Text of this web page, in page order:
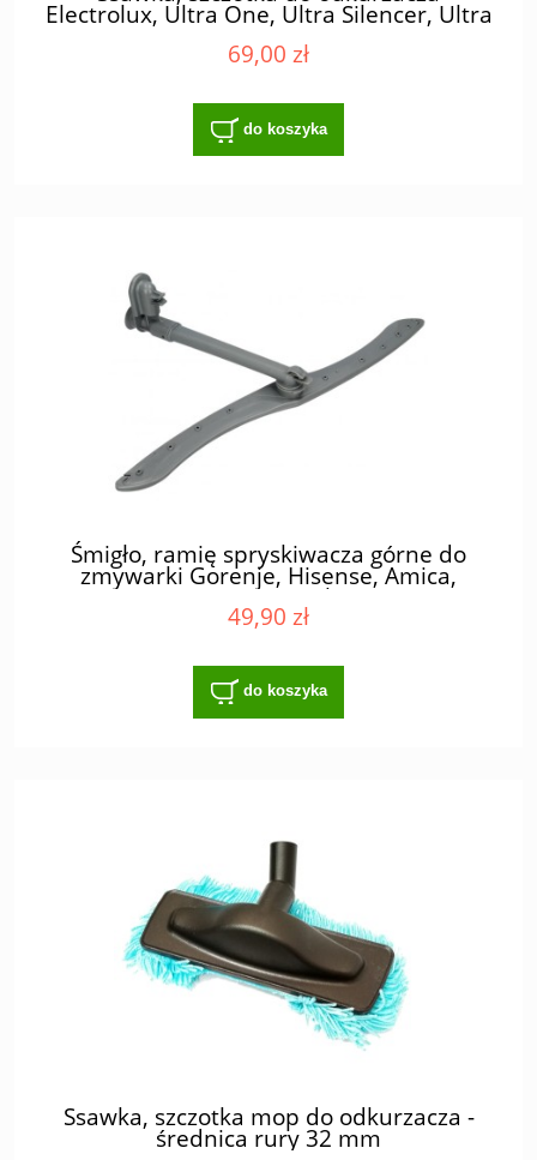
Electrolux, Ultra One, Ultra Silencer, Ultra
Active - zamiennik
69,00 zł
do koszyka
Śmigło, ramię spryskiwacza górne do
zmywarki Gorenje, Hisense, Amica,
Samsung, Teka
49,90 zł
do koszyka
Ssawka, szczotka mop do odkurzacza -
średnica rury 32 mm